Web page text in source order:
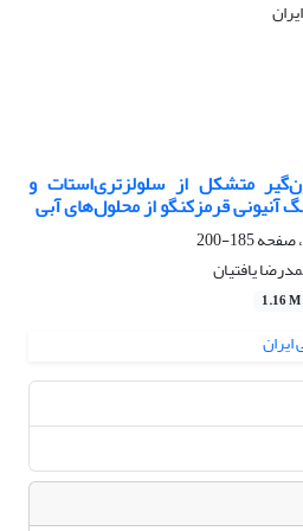
متشکل از سلولزتری‌استات و
آنیونی قرمزکنگو از محلول‌های آبی
185-200
یافتیان
1.16 M